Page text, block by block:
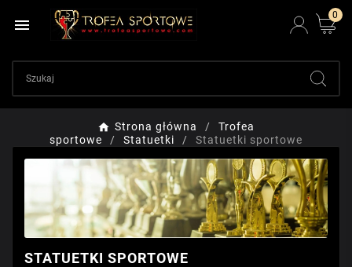

0
Strona główna
Trofea
sportowe
Statuetki Statuetki sportowe
STATUETKI SPORTOWE